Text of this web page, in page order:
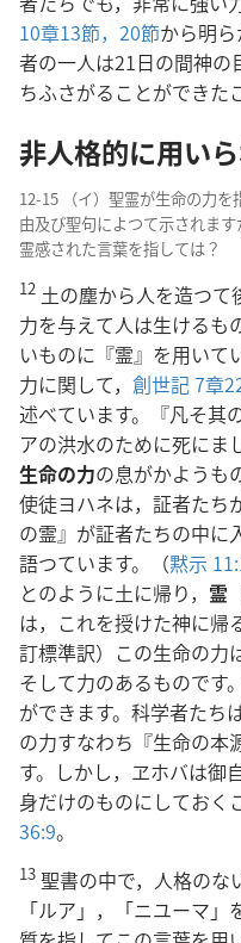
10章13節， 20節から明
者の一人は21日の間神の
ちふさがることができた
非人格的に用いら
12-15 （イ）聖霊が生命の力
由及び聖句によつて示されます
霊感された言葉を指しては？
12 土の塵から人を造つて
力を与えて人は生けるも
いものに『霊』を用いて
力に関して， 創世記 7章
述べています。『凡そ其
アの洪水のために死にま
生命の力の息がかよう
使徒ヨハネは，証者たち
の霊』が証者たちの中に
語つています。（黙示
とのように土に帰り， 霊
は，これを授けた神に帰
訂標準訳）この生命の力
そして力のあるものです
ができます。科学者たち
の力すなわち『生命の本
す。しかし，ヱホバは御
身だけのものにしてお
36:9。
13 聖書の中で，人格のな
「ルア」，「ニユーマ